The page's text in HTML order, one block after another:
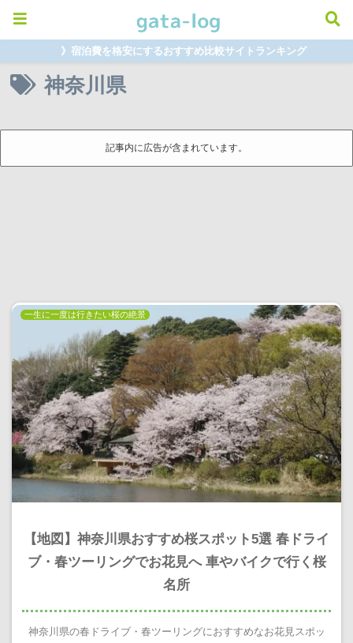
》宿泊費を格安にするおすすめ比較サイトランキング
神奈川県
記事内に広告が含まれています。
一生に一度は行きたい桜の絶景
【地図】神奈川県おすすめ桜スポット5選 春ドライ
ブ・春ツーリングでお花見へ 車やバイクで行く桜
名所
神奈川県の春ドライブ・春ツーリングにおすすめなお花見スポッ